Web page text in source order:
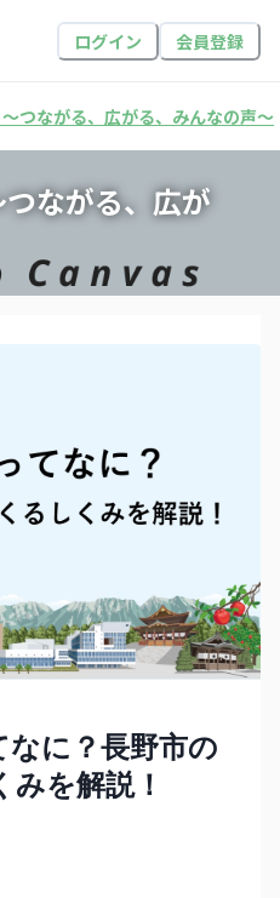
ログイン 会員登録
つながる、広がる、みんなの声〜
ながる、広が
なに？長野市の
を解説！